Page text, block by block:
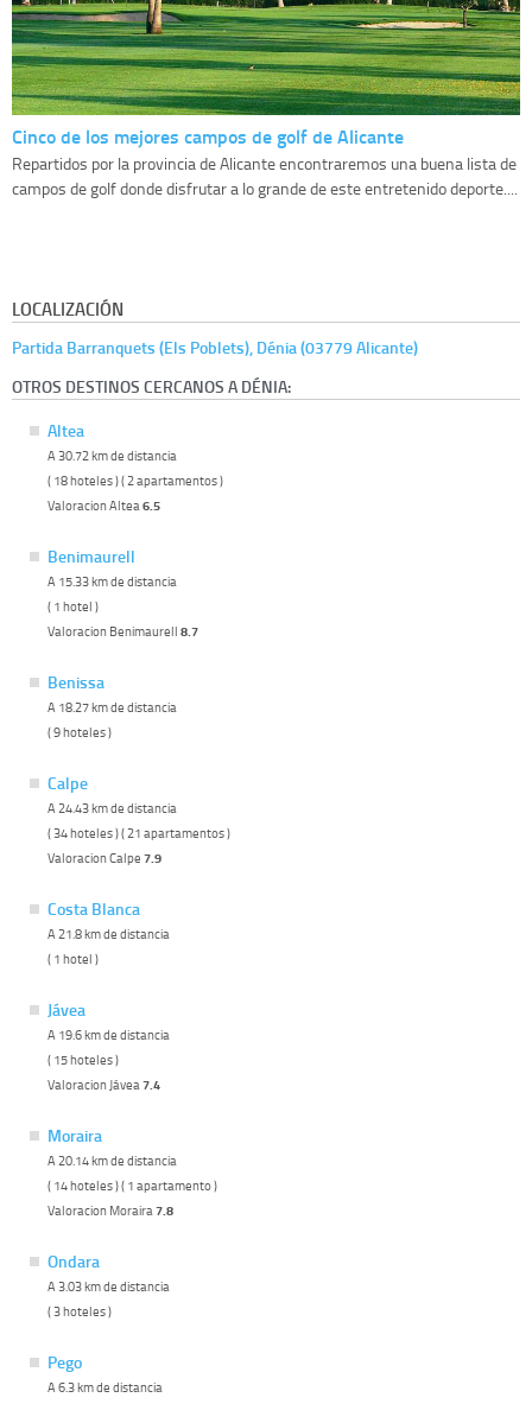
Cinco de los mejores campos de golf de Alicante
Repartidos por la provincia de Alicante encontraremos una buena lista de
campos de golf donde disfrutar a lo grande de este entretenido deporte....
LOCALIZACIÓN
Partida Barranquets (Els Poblets), Dénia (03779 Alicante)
OTROS DESTINOS CERCANOS A DÉNIA:
Altea
A 30.72 km de distancia
( 18 hoteles ) ( 2 apartamentos )
Valoracion Altea 6.5
Benimaurell
A 15.33 km de distancia
( 1 hotel )
Valoracion Benimaurell 8.7
Benissa
A 18.27 km de distancia
( 9 hoteles )
Calpe
A 24.43 km de distancia
( 34 hoteles ) ( 21 apartamentos )
Valoracion Calpe 7.9
Costa Blanca
A 21.8 km de distancia
( 1 hotel )
Jávea
A 19.6 km de distancia
( 15 hoteles )
Valoracion Jávea 7.4
Moraira
A 20.14 km de distancia
( 14 hoteles ) ( 1 apartamento )
Valoracion Moraira 7.8
Ondara
A 3.03 km de distancia
( 3 hoteles )
Pego
A 6.3 km de distancia